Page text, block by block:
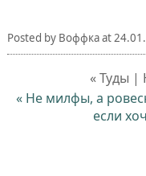
Posted by Воффкаat
« Туды |
« Не милфы, а
если